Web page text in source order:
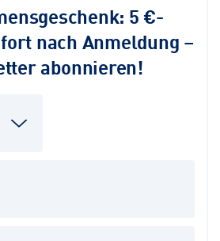
5 €-
nach Anmeldung –
abonnieren!